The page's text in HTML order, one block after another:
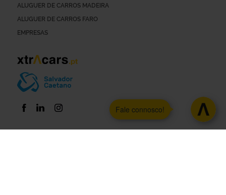
ALUGUER DE CARROS MADEIRA
ALUGUER DE CARROS FARO
EMPRESAS
Fale connosco!